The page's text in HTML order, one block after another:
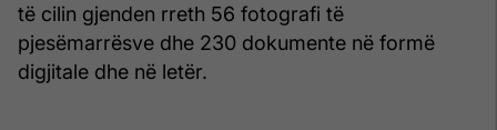
të cilin gjenden rreth 56 fotografi të
pjesëmarrësve dhe 230 dokumente në formë
digjitale dhe në letër.